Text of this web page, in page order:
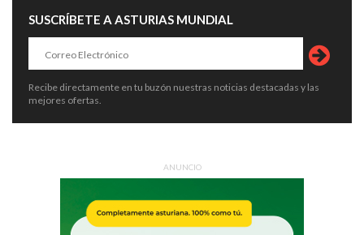
SUSCRÍBETE A ASTURIAS MUNDIAL
Recibe directamente en tu buzón nuestras noticias destacadas y las
mejores ofertas.
ANUNCIO